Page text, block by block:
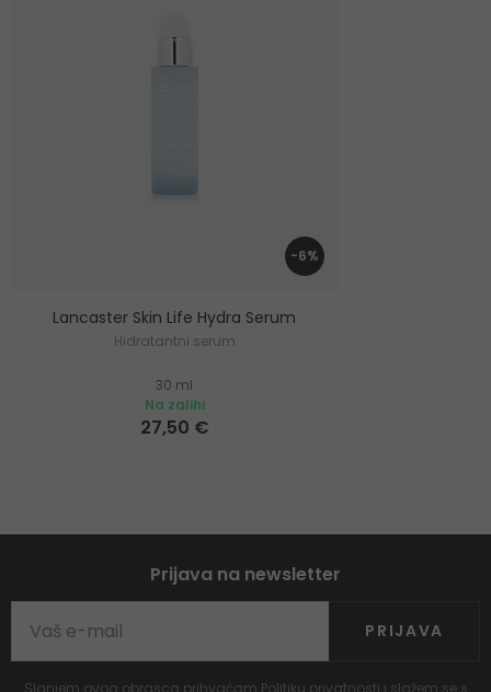
-6%
Lancaster Skin Life Hydra Serum
Hidratantni serum
30 ml
Na zalihi
27,50 €
Prijava na newsletter
PRIJAVA